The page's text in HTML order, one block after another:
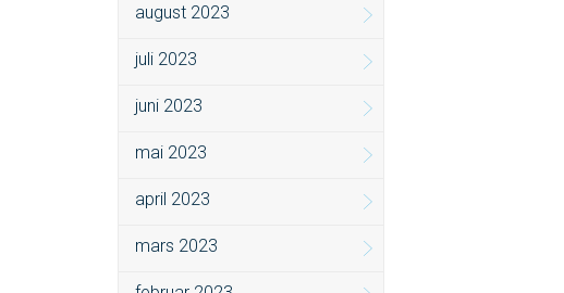
august 2023
juli 2023
juni 2023
mai 2023
april 2023
mars 2023